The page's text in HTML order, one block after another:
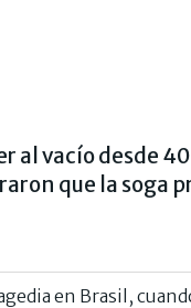
al vacío desde
que la soga
en Brasil,